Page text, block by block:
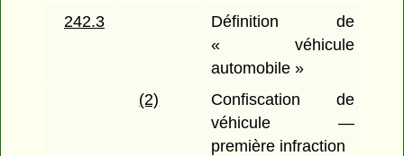
242.3
Définition de
« véhicule
automobile »
(2)
Confiscation de
véhicule —
première infraction